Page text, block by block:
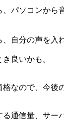
パソコンか
自分の声を
良いかも。
なので、今後
通信量、サー